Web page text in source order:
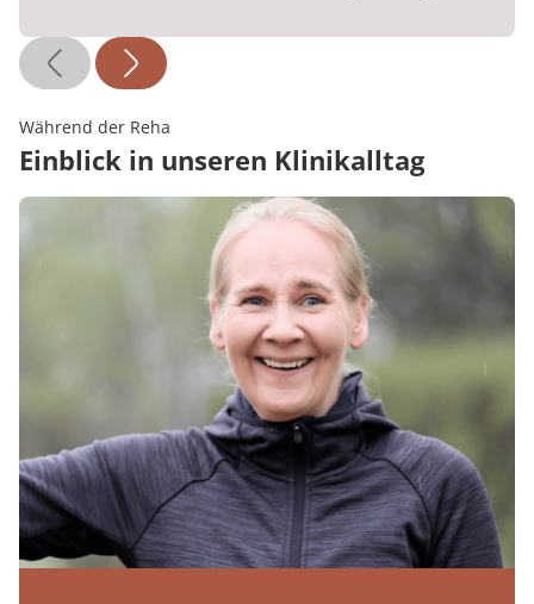
Während der Reha
Einblick in unseren Klinikalltag